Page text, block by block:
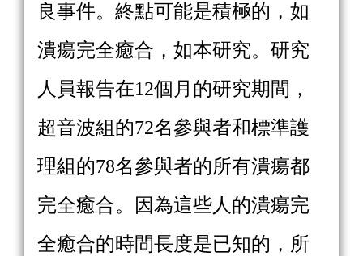
良事件。終點可能是積極的，如
潰瘍完全癒合，如本研究。研究
人員報告在12個月的研究期間，
超音波組的72名參與者和標準護
理組的78名參與者的所有潰瘍都
完全癒合。因為這些人的潰瘍完
全癒合的時間長度是已知的，所